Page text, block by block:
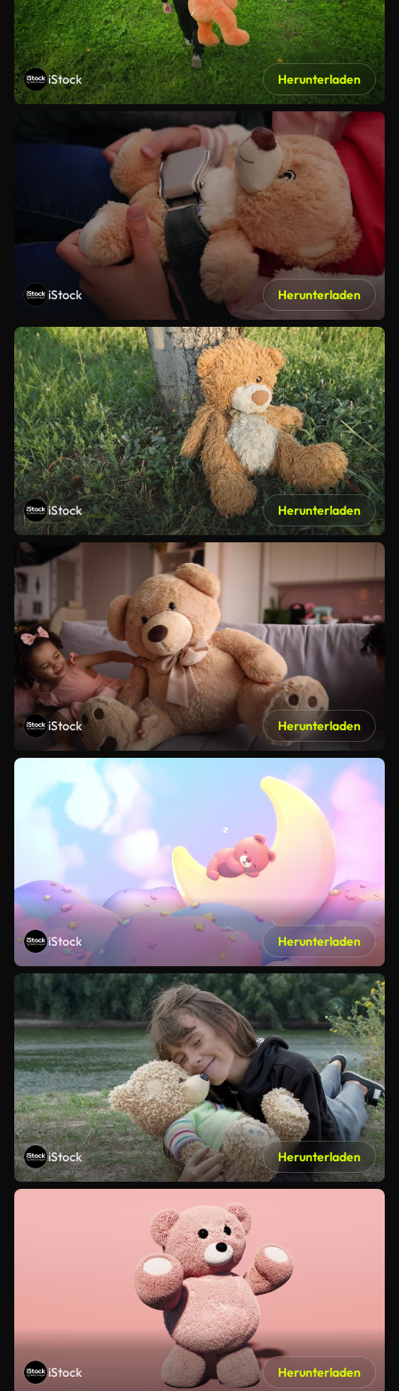
iStock Herunterladen
iStock Herunterladen
iStock Herunterladen
iStock Herunterladen
iStock Herunterladen
iStock Herunterladen
iStock Herunterladen